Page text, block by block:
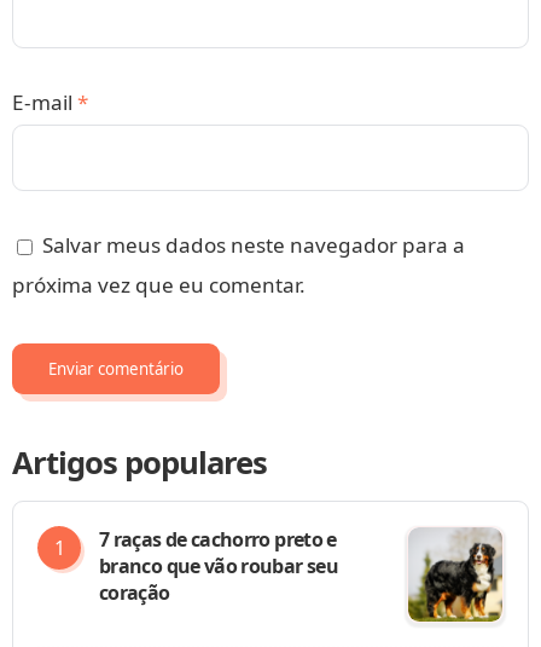
E-mail *
Salvar meus dados neste navegador para a
próxima vez que eu comentar.
Artigos populares
7 raças de cachorro preto e
branco que vão roubar seu
coração